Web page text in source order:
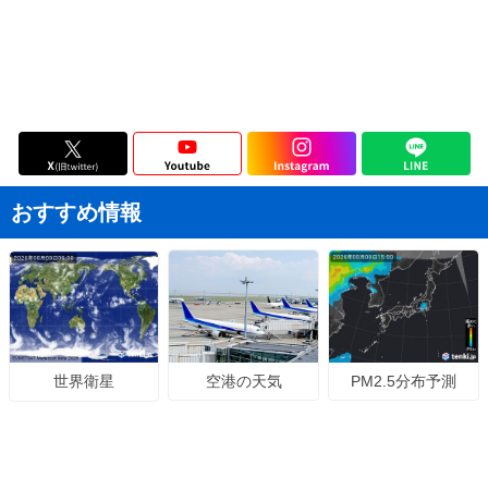
おすすめ情報
世界衛星 空港の天気 PM2.5分布予測